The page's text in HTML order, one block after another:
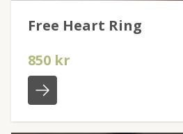
Free Heart Ring
850 kr